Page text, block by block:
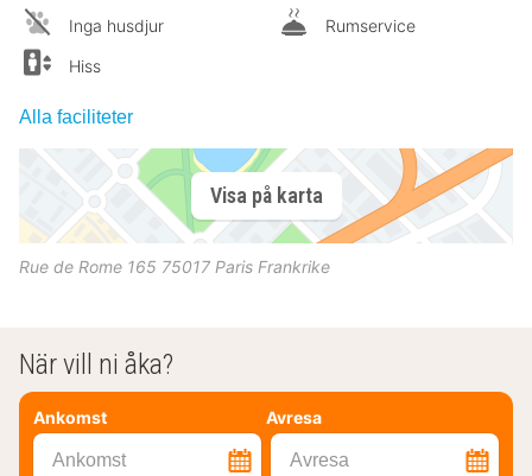
Inga husdjur
Hiss
Rumservice
Alla faciliteter
Visa på karta
Rue de Rome 165 75017 Paris Frankrike
När vill ni åka?
Ankomst Avresa
Ankomst Avresa